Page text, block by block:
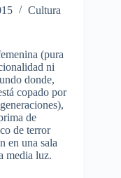
Cultura
(pura
ni
donde,
copado por
de
de terror
en una sala
media luz.